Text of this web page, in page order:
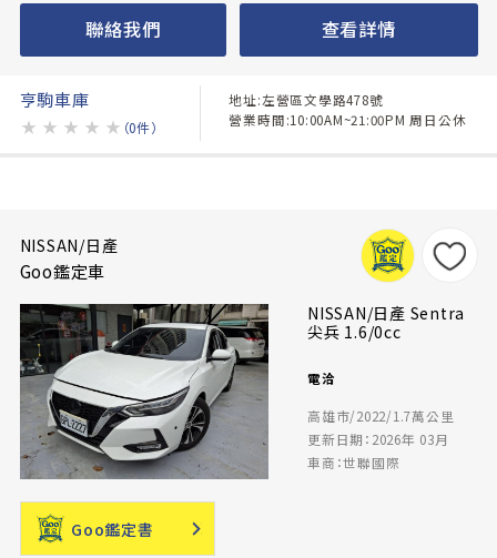
聯絡我們 查看詳情
亨駒車庫
★ ★ ★ ★ ★ （0件）
地址:左營區文學路478號
營業時間:10:00AM~21:00PM 周日公休
NISSAN/日產
Goo鑑定車
NISSAN/日產 Sentra
尖兵 1.6/0cc
電洽
高雄市/2022/1.7萬公里
更新日期：2026年 03月
車商：世聯國際
Goo鑑定書